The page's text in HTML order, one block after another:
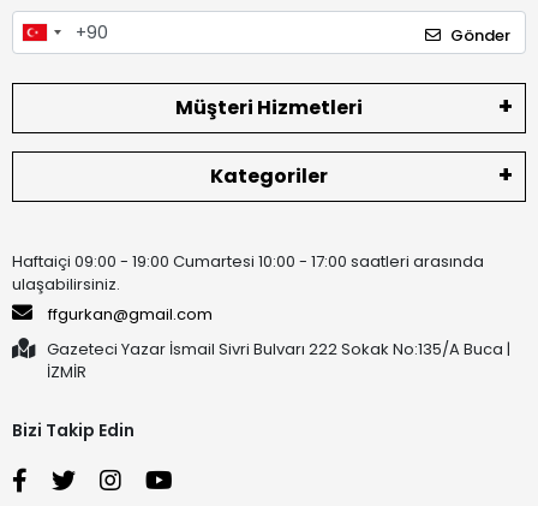
Gönder
Müşteri Hizmetleri
Kategoriler
Haftaiçi 09:00 - 19:00 Cumartesi 10:00 - 17:00 saatleri arasında
ulaşabilirsiniz.
ffgurkan@gmail.com
Gazeteci Yazar İsmail Sivri Bulvarı 222 Sokak No:135/A Buca |
İZMİR
Bizi Takip Edin